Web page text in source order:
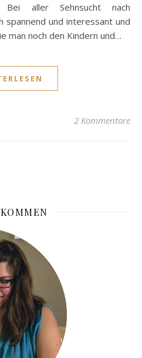
Bei aller Sehnsucht nach
spannend und interessant und
man noch den Kindern und…
2 Kommentare